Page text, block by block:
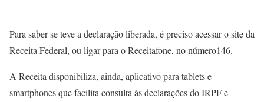
Para saber se teve a declaração liberada, é preciso acessar o site da
Receita Federal, ou ligar para o Receitafone, no número146.
A Receita disponibiliza, ainda, aplicativo para tablets e
smartphones que facilita consulta às declarações do IRPF e